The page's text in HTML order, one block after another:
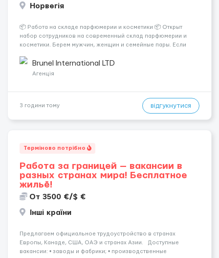
Норвегія
📦 Работа на складе парфюмерии и косметики 📦 Открыт
набор сотрудников на современный склад парфюмерии и
косметики. Берем мужчин, женщин и семейные пары. Если
обучают уже после приезда. Работа не тяжелая. Нужно
собирать заказы, сортиро...
Brunel International LTD
Агенція
3 години тому відгукнутися
Терміново потрібно
Работа за границей — вакансии в
разных странах мира! Бесплатное
жильё!
От 3500 €/$ €
Інші країни
Предлагаем официальное трудоустройство в странах
Европы, Канаде, США, ОАЭ и странах Азии. Доступные
вакансии: • заводы и фабрики; • производственные